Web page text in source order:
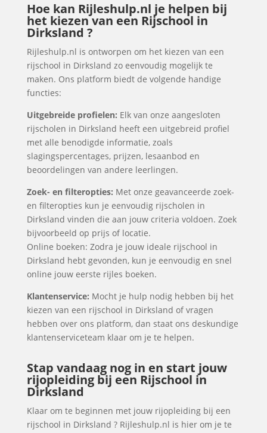
Hoe kan Rijleshulp.nl je helpen bij
het kiezen van een Rijschool in
Dirksland ?
Rijleshulp.nl is ontworpen om het kiezen van een
rijschool in Dirksland zo eenvoudig mogelijk te
maken. Ons platform biedt de volgende handige
functies:
Uitgebreide profielen: Elk van onze aangesloten
rijscholen in Dirksland heeft een uitgebreid profiel
met alle benodigde informatie, zoals
slagingspercentages, prijzen, lesaanbod en
beoordelingen van andere leerlingen.
Zoek- en filteropties: Met onze geavanceerde zoek-
en filteropties kun je eenvoudig rijscholen in
Dirksland vinden die aan jouw criteria voldoen. Zoek
bijvoorbeeld op prijs of locatie.
Online boeken: Zodra je jouw ideale rijschool in
Dirksland hebt gevonden, kun je eenvoudig en snel
online jouw eerste rijles boeken.
Klantenservice: Mocht je hulp nodig hebben bij het
kiezen van een rijschool in Dirksland of vragen
hebben over ons platform, dan staat ons deskundige
klantenserviceteam klaar om je te helpen.
Stap vandaag nog in en start jouw
rijopleiding bij een Rijschool in
Dirksland
Klaar om te beginnen met jouw rijopleiding bij een
rijschool in Dirksland ? Rijleshulp.nl is hier om je te